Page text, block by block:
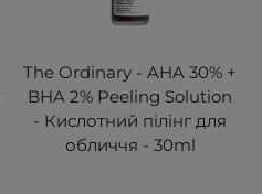
The Ordinary - AHA 30% +
BHA 2% Peeling Solution
- Кислотний пілінг для
обличчя - 30ml